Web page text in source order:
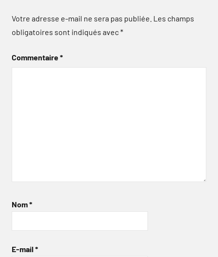
Votre adresse e-mail ne sera pas publiée. Les champs
obligatoires sont indiqués avec*
Commentaire*
Nom*
E-mail *